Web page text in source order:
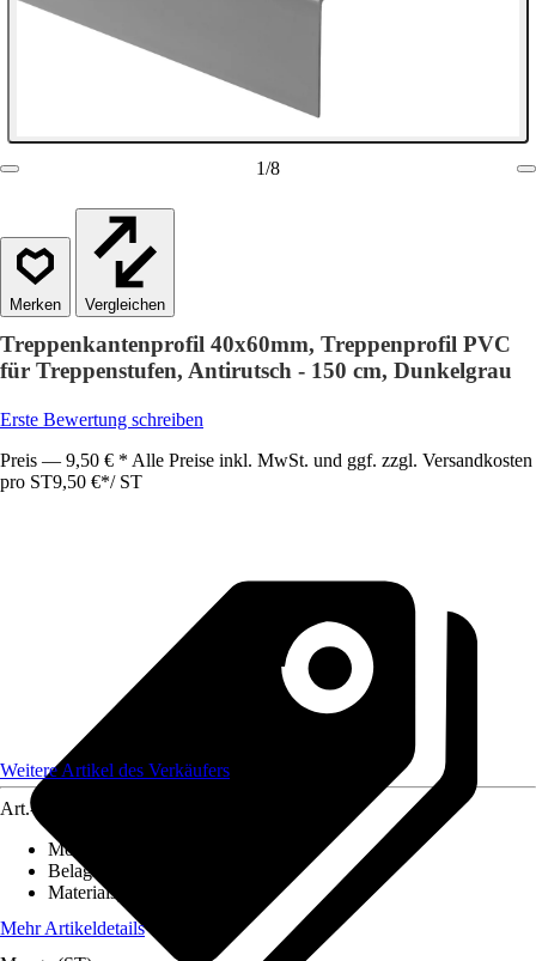
1/8
Vergleichen
Treppenkantenprofil 40x60mm, Treppenprofil PVC
für Treppenstufen, Antirutsch - 150 cm, Dunkelgrau
Erste Bewertung schreiben
Preis — 9,50 € * Alle Preise inkl. MwSt. und ggf. zzgl. Versandkosten
pro ST9,50 €*/ ST
Weitere Artikel des Verkäufers
Art.-Nr.
Montageart
Belagstärke
Materialspezifizierung
Mehr Artikeldetails